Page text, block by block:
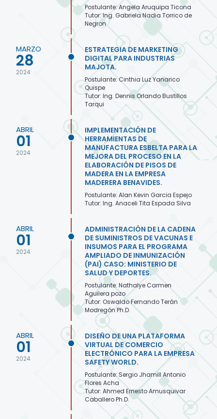
Postulante: Angela Aruquipa Ticona
Tutor: Ing. Gabriela Nadia Torrico de
Negron
MARZO
28
2024
ESTRATEGIA DE MARKETING
DIGITAL PARA INDUSTRIAS
MAJOTA.
Postulante: Cinthia Luz Yanarico
Quispe
Tutor: Ing. Dennis Orlando Bustillos
Tarqui
ABRIL
01
2024
IMPLEMENTACIÓN DE
HERRAMIENTAS DE
MANUFACTURA ESBELTA PARA LA
MEJORA DEL PROCESO EN LA
ELABORACIÓN DE PISOS DE
MADERA EN LA EMPRESA
MADERERA BENAVIDES.
Postulante: Alan Kevin Garcia Espejo
Tutor: Ing. Anaceli Tita Espada Silva
ABRIL
01
2024
ADMINISTRACIÓN DE LA CADENA
DE SUMINISTROS DE VACUNAS E
INSUMOS PARA EL PROGRAMA
AMPLIADO DE INMUNIZACIÓN
(PAI) CASO: MINISTERIO DE
SALUD Y DEPORTES.
Postulante: Nathalye Carmen
Aguilera pozo
Tutor: Oswaldo Fernando Terán
Modregón Ph.D.
ABRIL
01
2024
DISEÑO DE UNA PLATAFORMA
VIRTUAL DE COMERCIO
ELECTRÓNICO PARA LA EMPRESA
SAFETY WORLD.
Postulante: Sergio Jhamill Antonio
Flores Acha
Tutor: Ahmed Ernesto Amusquivar
Caballero Ph.D.